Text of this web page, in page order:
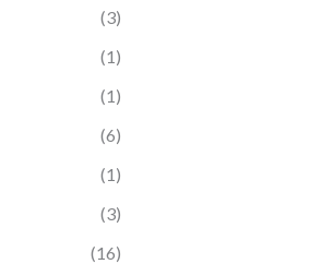
(3)
(1)
(1)
(6)
(1)
(3)
(16)